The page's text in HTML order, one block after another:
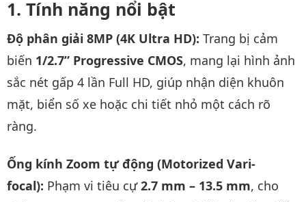
Tính năng nổi bật
Độ phân giải 8MP (4K Ultra HD): Trang bị cảm
biến 1/2.7” Progressive CMOS, mang lại hình ảnh
sắc nét gấp 4 lần Full HD, giúp nhận diện khuôn
mặt, biển số xe hoặc chi tiết nhỏ một cách rõ
ràng.
Ống kính Zoom tự động (Motorized Vari-
focal): Phạm vi tiêu cự2.7 mm – 13.5 mm, cho